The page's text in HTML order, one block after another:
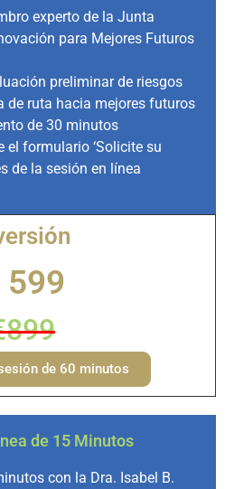
experto de la Junta
para Mejores Futuros
preliminar de riesgos
de ruta hacia mejores futuros
de 30 minutos
el formulario ‘Solicite su
de la sesión en línea
599
de 60 minutos
de 15 Minutos
con la Dra. Isabel B.